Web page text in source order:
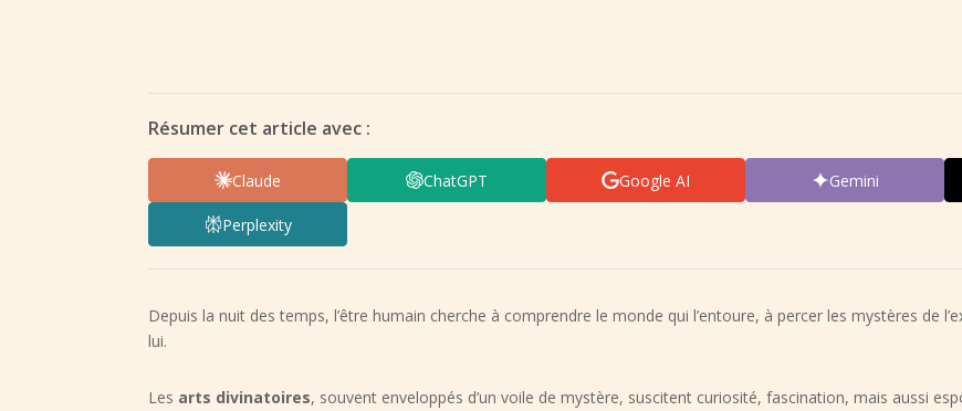
Résumer cet article avec :
Claude ChatGPT Google AI Gemini
Perplexity
Depuis la nuit des temps, l’être humain cherche à comprendre le monde qui l’entoure, à percer les mystères de
lui.
Les arts divinatoires, souvent enveloppés d’un voile de mystère, suscitent curiosité, fascination, mais aussi